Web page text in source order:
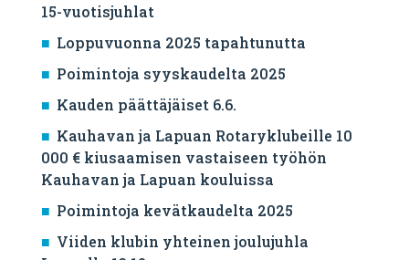
15-vuotisjuhlat
Loppuvuonna 2025 tapahtunutta
Poimintoja syyskaudelta 2025
Kauden päättäjäiset 6.6.
Kauhavan ja Lapuan Rotaryklubeille 10
000 € kiusaamisen vastaiseen työhön
Kauhavan ja Lapuan kouluissa
Poimintoja kevätkaudelta 2025
Viiden klubin yhteinen joulujuhla